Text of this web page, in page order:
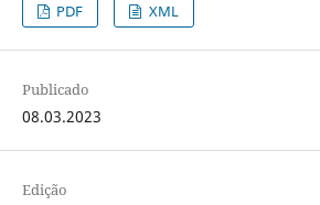
PDF XML
Publicado
08.03.2023
Edição